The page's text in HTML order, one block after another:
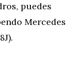
puedes
Mercedes